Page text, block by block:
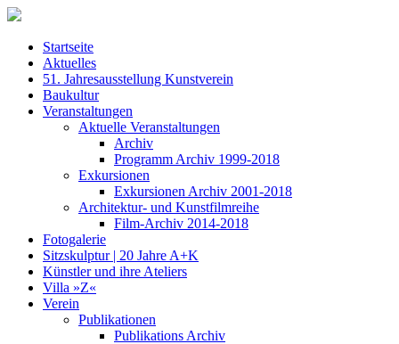
Startseite
Aktuelles
51. Jahresausstellung Kunstverein
Baukultur
Veranstaltungen
Aktuelle Veranstaltungen
Archiv
Programm Archiv 1999-2018
Exkursionen
Exkursionen Archiv 2001-2018
Architektur- und Kunstfilmreihe
Film-Archiv 2014-2018
Fotogalerie
Sitzskulptur | 20 Jahre A+K
Künstler und ihre Ateliers
Villa »Z«
Verein
Publikationen
Publikations Archiv